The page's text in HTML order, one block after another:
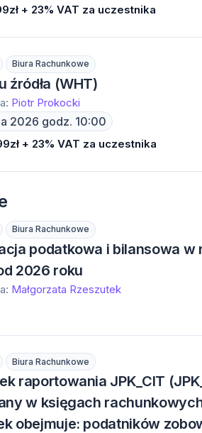
+ 23% VAT za uczestnika
Biura Rachunkowe
źródła (WHT)
Piotr Prokocki
2026 godz. 10:00
+ 23% VAT za uczestnika
Biura Rachunkowe
podatkowa i bilansowa w
2026 roku
Małgorzata Rzeszutek
Biura Rachunkowe
raportowania JPK_CIT
w księgach
obejmuje: podatników